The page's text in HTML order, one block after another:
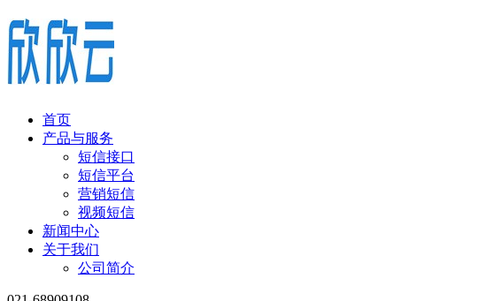
首页
产品与服务
短信接口
短信平台
营销短信
视频短信
新闻中心
关于我们
公司简介